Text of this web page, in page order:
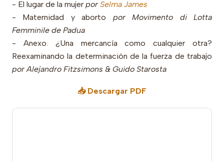
- El lugar de la mujer por Selma James
- Maternidad y aborto por Movimento di Lotta
Femminile de Padua
- Anexo. ¿Una mercancía como cualquier otra?
Reexaminando la determinación de la fuerza de trabajo
por Alejandro Fitzsimons & Guido Starosta
📥 Descargar PDF